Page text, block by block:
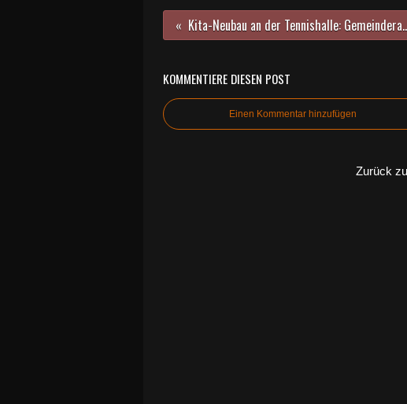
Kita-Neubau an der Tennishalle: Gemeinderat wog in einer
KOMMENTIERE DIESEN POST
Einen Kommentar hinzufügen
Zurück